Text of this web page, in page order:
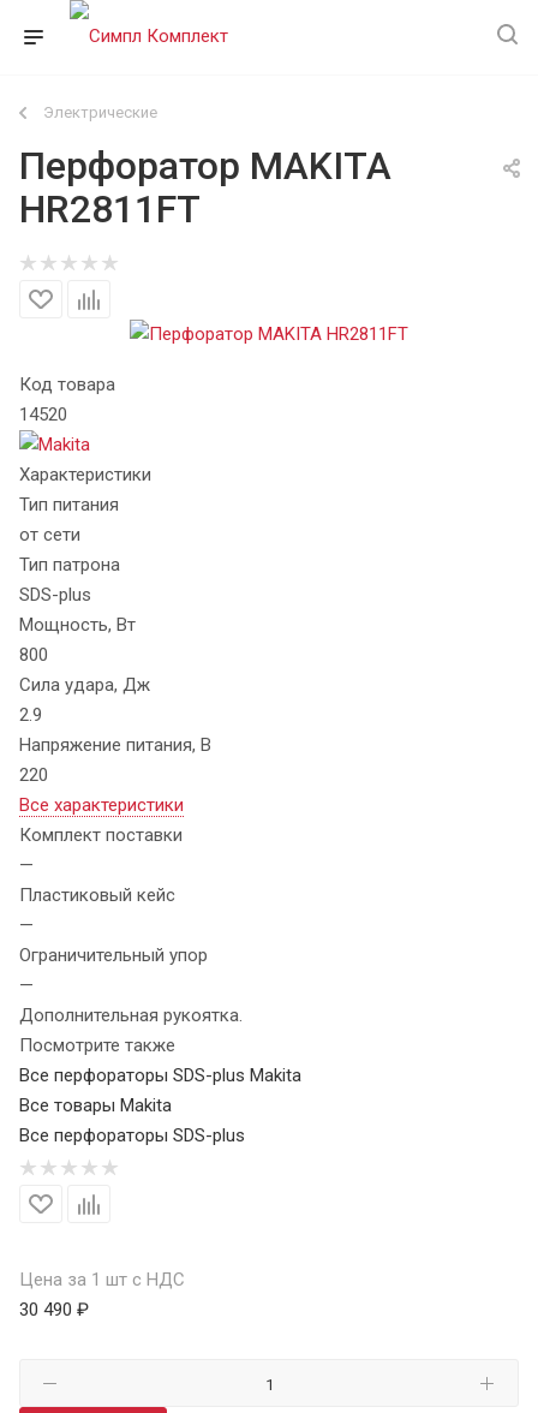
Электрические
Перфоратор MAKITA
HR2811FT
Код товара
14520
Характеристики
Тип питания
от сети
Тип патрона
SDS-plus
Мощность, Вт
800
Сила удара, Дж
2.9
Напряжение питания, В
220
Все характеристики
Комплект поставки
—
Пластиковый кейс
—
Ограничительный упор
—
Дополнительная рукоятка.
Посмотрите также
Все перфораторы SDS-plus Makita
Все товары Makita
Все перфораторы SDS-plus
Цена за 1 шт с НДС
30 490 ₽